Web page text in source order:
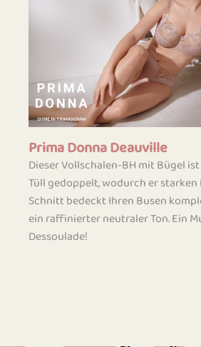
Prima Donna Deauville
Dieser Vollschalen-BH mit Bügel
Tüll gedoppelt, wodurch er starken
Schnitt bedeckt Ihren Busen
ein raffinierter neutraler Ton. Ein
Dessoulade!